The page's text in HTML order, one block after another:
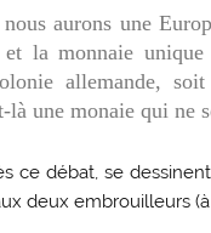
aurons une
et la monnaie
allemande,
là une monaie qui
ce débat, se
deux embrouilleurs (à